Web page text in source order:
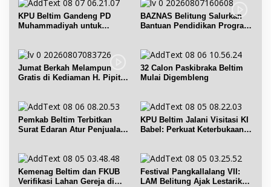
KPU Beltim Gandeng PD
Muhammadiyah untuk
BAZNAS Belitung Salurkan
Bantuan Pendidikan Program
Jumat Berkah Melampun
Gratis di Kediaman H. Pipit
32 Calon Paskibraka Beltim
Mulai Digembleng
Pemkab Beltim Terbitkan
Surat Edaran Atur Penjualan
KPU Beltim Jalani Visitasi KI
Babel: Perkuat Keterbukaan
Kemenag Beltim dan FKUB
Verifikasi Lahan Gereja di
Festival Pangkallalang VII:
LAM Belitung Ajak Lestarikan